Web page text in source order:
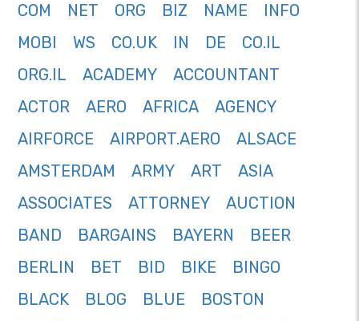
COM NET ORG BIZ NAME
INFO
MOBI
WS CO.UK IN DE
CO.IL
ORG.IL
ACADEMY
ACCOUNTANT
ACTOR
AERO AFRICA
AGENCY
AIRFORCE
AIRPORT.AERO
ALSACE
AMSTERDAM
ARMY ART
ASIA
ASSOCIATES
ATTORNEY
AUCTION
BAND
BARGAINS BAYERN
BEER
BERLIN
BET BID BIKE
BINGO
BLACK
BLOG BLUE
BOSTON